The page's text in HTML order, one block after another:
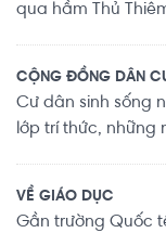
qua hầm Thủ
CỘNG ĐỒNG DÂN
Cư dân sinh sống
lớp trí thức, những
VỀ GIÁO DỤC
Gần trường Quốc